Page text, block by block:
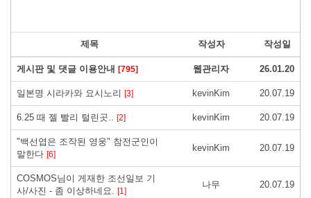
제목 작성자 작성일
게시판 및 댓글 이용안내 [795] 웹관리자 26.01.20
일본명 시라카와 요시노리 [3] kevinKim 20.07.19
6.25 때 젤 빨리 털린곳.. [2] kevinKim 20.07.19
"백선엽은 조작된 영웅" 참전군인이
말한다 [6]
kevinKim 20.07.19
COSMOS님이 게재한 조선일보 기
사/사진 - 좀 이상하네요. [1]
나무 20.07.19